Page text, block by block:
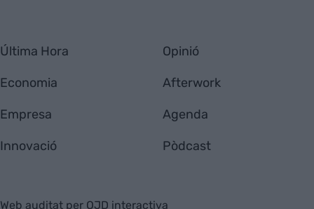
Última Hora
Economia
Empresa
Innovació
Opinió
Afterwork
Agenda
Pòdcast
Web auditat per OJD interactiva